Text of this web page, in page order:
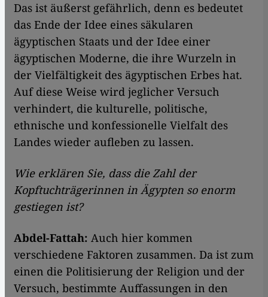
Das ist äußerst gefährlich, denn es bedeutet
das Ende der Idee eines säkularen
ägyptischen Staats und der Idee einer
ägyptischen Moderne, die ihre Wurzeln in
der Vielfältigkeit des ägyptischen Erbes hat.
Auf diese Weise wird jeglicher Versuch
verhindert, die kulturelle, politische,
ethnische und konfessionelle Vielfalt des
Landes wieder aufleben zu lassen.
Wie erklären Sie, dass die Zahl der
Kopftuchträgerinnen in Ägypten so enorm
gestiegen ist?
Abdel-Fattah: Auch hier kommen
verschiedene Faktoren zusammen. Da ist zum
einen die Politisierung der Religion und der
Versuch, bestimmte Auffassungen in den